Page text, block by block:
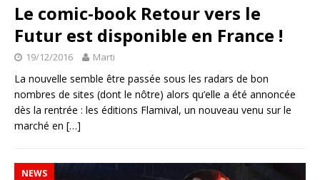
Le comic-book Retour vers le
Futur est disponible en France !
19/12/2016 Marti
La nouvelle semble être passée sous les radars de bon
nombres de sites (dont le nôtre) alors qu’elle a été annoncée
dès la rentrée : les éditions Flamival, un nouveau venu sur le
marché en […]
NEWS